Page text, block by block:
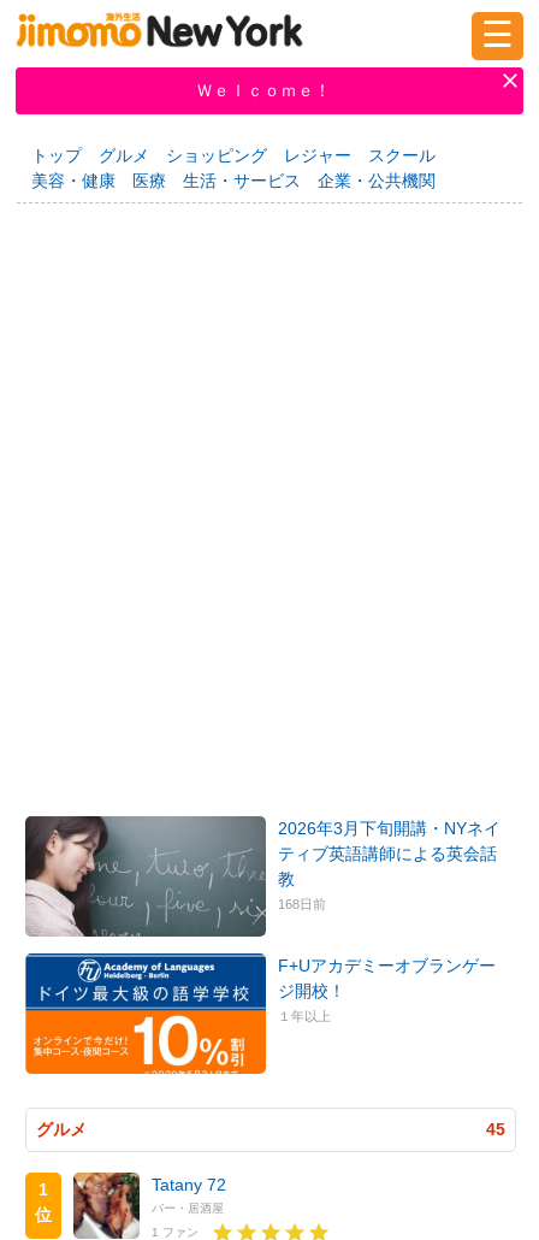
新規登録
掲示板 タウン情報 教えて！
☰
Ｗｅｌｃｏｍｅ！
トップ グルメ ショッピング レジャー
スクール
美容・健康
医療 生活・サービス 企業・公共機関
2026年3月下旬開講・NYネイ
ティブ英語講師による英会話
教
168日前
F+Uアカデミーオブランゲー
ジ開校！
１年以上
グルメ 45
1
位
Tatany 72
バー・居酒屋
1 ファン